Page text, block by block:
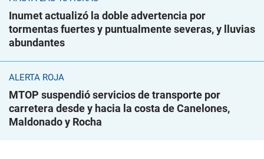
Inumet actualizó la doble advertencia por
tormentas fuertes y puntualmente severas, y lluvias
abundantes
ALERTA ROJA
MTOP suspendió servicios de transporte por
carretera desde y hacia la costa de Canelones,
Maldonado y Rocha